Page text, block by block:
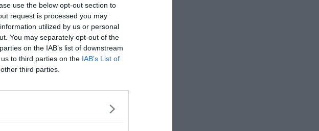
use the below opt-out section to
request is processed you may
utilized by us or personal
You may separately opt-out of the
on the IAB’s list of downstream
to third parties on the IAB’s List of
third parties.